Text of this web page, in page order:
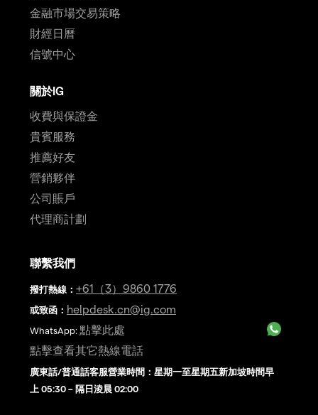
金融市場交易策略
財經日曆
信號中心
關於IG
收費與保證金
貴賓服務
推薦好友
營銷夥伴
公司賬戶
代理商計劃
聯繫我們
撥打熱線 ： +61（3）9860 1776
或致函： helpdesk.cn@ig.com
WhatsApp: 點擊此處
點擊查看其它熱線電話
廣東話/普通話客服營業時間：星期一至星期五新加坡時間早
上 05:30 – 隔日淩晨 02:00